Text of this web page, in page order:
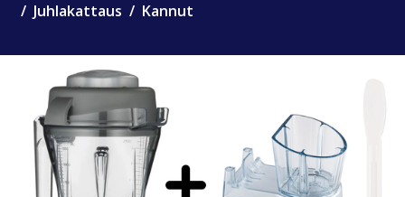
Juhlakattaus Kannut